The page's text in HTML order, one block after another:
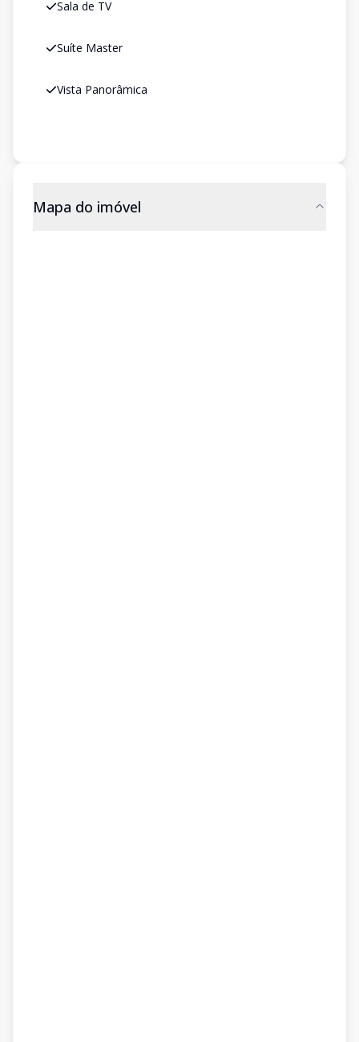
Sala de TV
Suíte Master
Vista Panorâmica
Mapa do imóvel